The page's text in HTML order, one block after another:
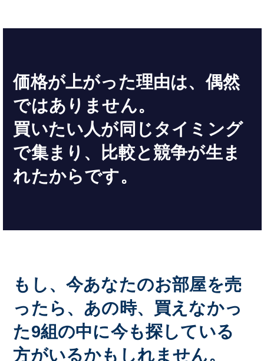
価格が上がった理由は、偶然
ではありません。
買いたい人が同じタイミング
で集まり、比較と競争が生ま
れたからです。
もし、今あなたのお部屋を売
ったら、あの時、買えなかっ
た9組の中に今も探している
方がいるかもしれません。